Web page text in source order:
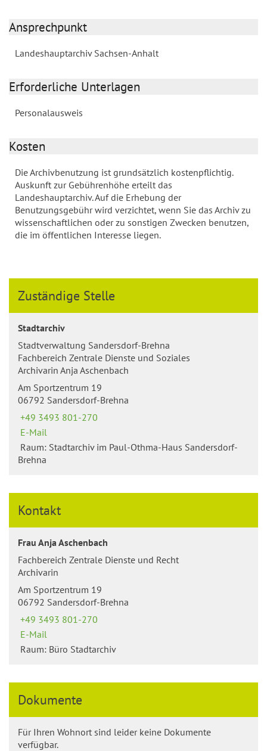
Ansprechpunkt
Landeshauptarchiv Sachsen-Anhalt
Erforderliche Unterlagen
Personalausweis
Kosten
Die Archivbenutzung ist grundsätzlich kostenpflichtig.
Auskunft zur Gebührenhöhe erteilt das
Landeshauptarchiv. Auf die Erhebung der
Benutzungsgebühr wird verzichtet, wenn Sie das Archiv zu
wissenschaftlichen oder zu sonstigen Zwecken benutzen,
die im öffentlichen Interesse liegen.
Zuständige Stelle
Stadtarchiv
Stadtverwaltung Sandersdorf-Brehna
Fachbereich Zentrale Dienste und Soziales
Archivarin Anja Aschenbach
Am Sportzentrum 19
06792 Sandersdorf-Brehna
+49 3493 801-270
E-Mail
Raum: Stadtarchiv im Paul-Othma-Haus Sandersdorf-
Brehna
Kontakt
Frau Anja Aschenbach
Fachbereich Zentrale Dienste und Recht
Archivarin
Am Sportzentrum 19
06792 Sandersdorf-Brehna
+49 3493 801-270
E-Mail
Raum: Büro Stadtarchiv
Dokumente
Für Ihren Wohnort sind leider keine Dokumente
verfügbar.